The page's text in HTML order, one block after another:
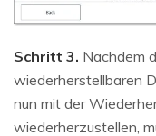
Schritt 3. Nachdem
wiederherstellbaren
nun mit der
wiederherzustellen,